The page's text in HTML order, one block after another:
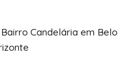
Candelária em Belo